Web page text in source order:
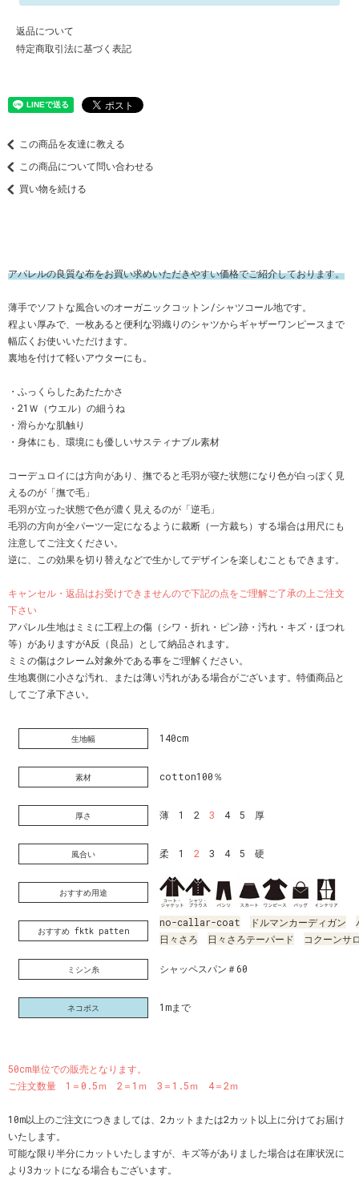
返品について
特定商取引法に基づく表記
この商品を友達に教える
この商品について問い合わせる
買い物を続ける
アパレルの良質な布をお買い求めいただきやすい価格でご紹介しております。
薄手でソフトな風合いのオーガニックコットン/シャツコール地です。
程よい厚みで、一枚あると便利な羽織りのシャツからギャザーワンピースまで
幅広くお使いいただけます。
裏地を付けて軽いアウターにも。
・ふっくらしたあたたかさ
・21Ｗ（ウエル）の細うね
・滑らかな肌触り
・身体にも、環境にも優しいサスティナブル素材
コーデュロイには方向があり、撫でると毛羽が寝た状態になり色が白っぽく見
えるのが「撫で毛」
毛羽が立った状態で色が濃く見えるのが「逆毛」
毛羽の方向が全パーツ一定になるように裁断（一方裁ち）する場合は用尺にも
注意してご注文ください。
逆に、この効果を切り替えなどで生かしてデザインを楽しむこともできます。
キャンセル・返品はお受けできませんので下記の点をご理解ご了承の上ご注文
下さい
アパレル生地はミミに工程上の傷（シワ・折れ・ピン跡・汚れ・キズ・ほつれ
等）がありますがA反（良品）として納品されます。
ミミの傷はクレーム対象外である事をご理解ください。
生地裏側に小さな汚れ、または薄い汚れがある場合がございます。特価商品と
してご了承下さい。
生地幅 140cm
素材 cotton100％
厚さ 薄 1 2 3 4 5 厚
風合い 柔 1 2 3 4 5 硬
おすすめ用途
おすすめ fktk patten
no-callar-coat ドルマンカーディガン
日々さろ
日々さろテーパード コクーンサ
ミシン糸 シャッペスパン＃60
ネコポス 1mまで
50cm単位での販売となります。
ご注文数量 1＝0.5ｍ 2＝1ｍ 3＝1.5ｍ 4＝2ｍ
10m以上のご注文につきましては、2カットまたは2カット以上に分けてお届け
いたします。
可能な限り半分にカットいたしますが、キズ等がありました場合は在庫状況に
より3カットになる場合もございます。